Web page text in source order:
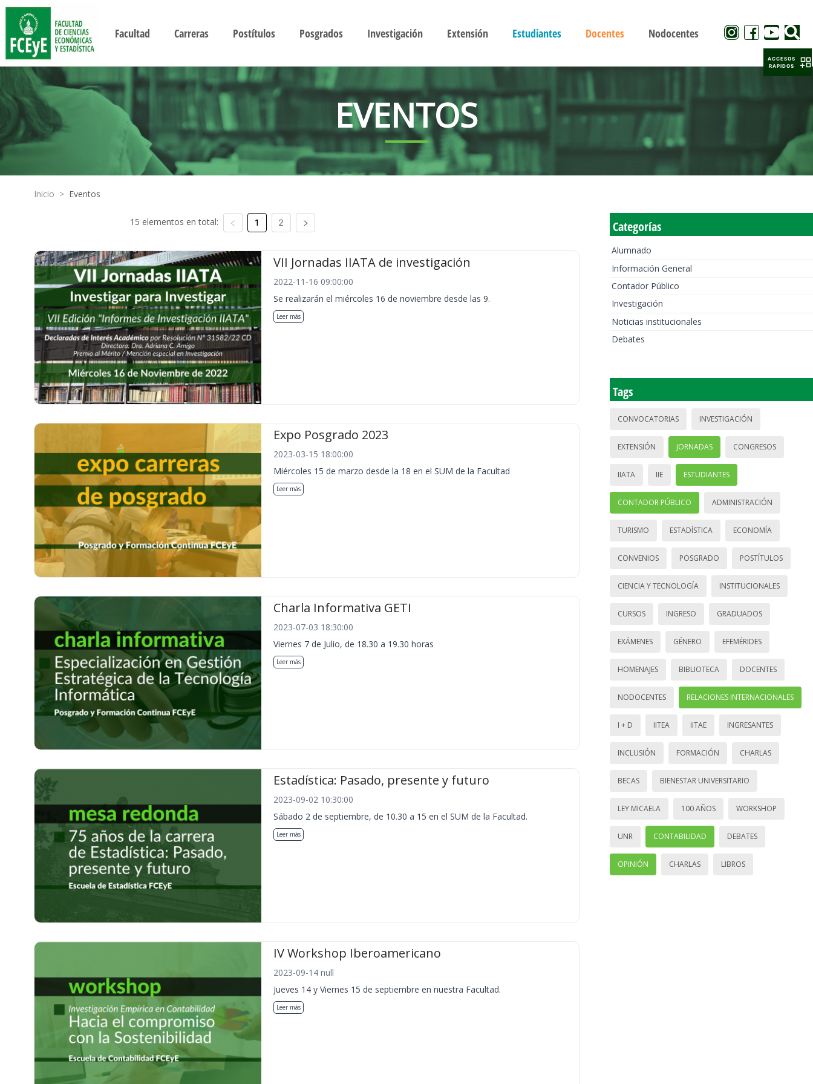
Facultad Carreras Postítulos Posgrados Investigación Extensión Estudiantes Docentes Nodocentes
EVENTOS
Inicio > Eventos
15 elementos en total: 1 2
VII Jornadas IIATA de investigación
2022-11-16 09:00:00
Se realizarán el miércoles 16 de noviembre desde las 9.
Leer más
Expo Posgrado 2023
2023-03-15 18:00:00
Miércoles 15 de marzo desde la 18 en el SUM de la Facultad
Leer más
Charla Informativa GETI
2023-07-03 18:30:00
Viernes 7 de Julio, de 18.30 a 19.30 horas
Leer más
Estadística: Pasado, presente y futuro
2023-09-02 10:30:00
Sábado 2 de septiembre, de 10.30 a 15 en el SUM de la Facultad.
Leer más
IV Workshop Iberoamericano
2023-09-14 null
Jueves 14 y Viernes 15 de septiembre en nuestra Facultad.
Leer más
Categorías
Alumnado
Información General
Contador Público
Investigación
Noticias institucionales
Debates
Tags
CONVOCATORIAS INVESTIGACIÓN
EXTENSIÓN JORNADAS CONGRESOS
IIATA IIE ESTUDIANTES
CONTADOR PÚBLICO ADMINISTRACIÓN
TURISMO ESTADÍSTICA ECONOMÍA
CONVENIOS POSGRADO POSTÍTULOS
CIENCIA Y TECNOLOGÍA INSTITUCIONALES
CURSOS INGRESO GRADUADOS
EXÁMENES GÉNERO EFEMÉRIDES
HOMENAJES BIBLIOTECA DOCENTES
NODOCENTES RELACIONES INTERNACIONALES
I + D IITEA IITAE INGRESANTES
INCLUSIÓN FORMACIÓN CHARLAS
BECAS BIENESTAR UNIVERSITARIO
LEY MICAELA 100 AÑOS WORKSHOP
UNR CONTABILIDAD DEBATES
OPINIÓN CHARLAS LIBROS
ACCESOS
RAPIDOS